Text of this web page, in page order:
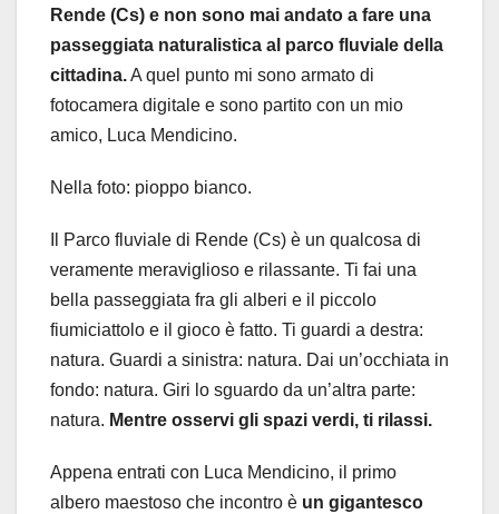
Rende (Cs) e non sono mai andato a fare una
passeggiata naturalistica al parco fluviale della
cittadina.A quel punto mi sono armato di
fotocamera digitale e sono partito con un mio
amico, Luca Mendicino.
Nella foto: pioppo bianco.
Il Parco fluviale di Rende (Cs) è un qualcosa di
veramente meraviglioso e rilassante. Ti fai una
bella passeggiata fra gli alberi e il piccolo
fiumiciattolo e il gioco è fatto. Ti guardi a destra:
natura. Guardi a sinistra: natura. Dai un’occhiata in
fondo: natura. Giri lo sguardo da un’altra parte:
natura. Mentre osservi gli spazi verdi, ti rilassi.
Appena entrati con Luca Mendicino, il primo
albero maestoso che incontro è un gigantesco